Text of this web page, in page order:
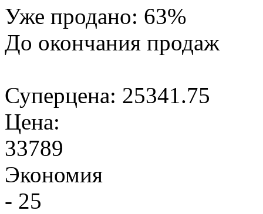
Уже продано: 63%
До окончания продаж
Суперцена: 25341.75
Цена:
33789
Экономия
- 25